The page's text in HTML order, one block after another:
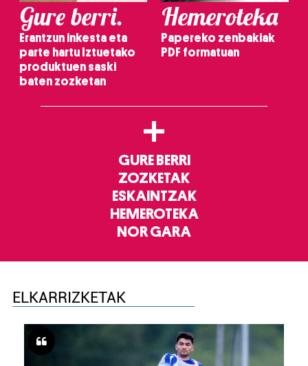
Gure berri.
Erantzun inkesta eta
parte hartu Iztuetako
produktuen saski
baten zozketan
Hemeroteka
Papereko zenbakiak
PDF formatuan
+
GURE BERRI
ZOZKETAK
ESKAINTZAK
HEMEROTEKA
NOR GARA
ELKARRIZKETAK